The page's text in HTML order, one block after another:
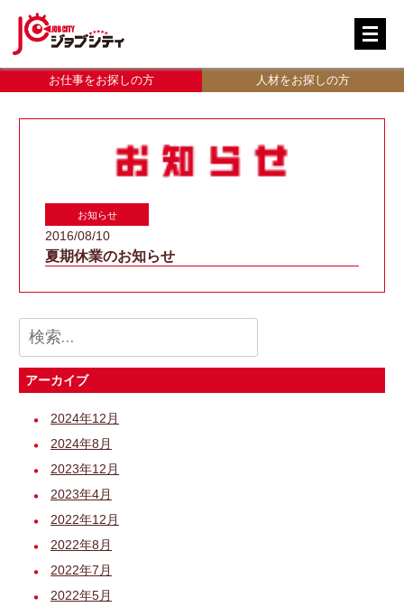
お仕事をお探しの方 人材をお探しの方
お知らせ
2016/08/10
夏期休業のお知らせ
索:
アーカイブ
2024年12月
2024年8月
2023年12月
2023年4月
2022年12月
2022年8月
2022年7月
2022年5月